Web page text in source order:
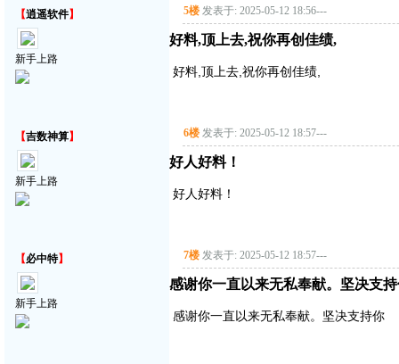
【逍遥软件】
新手上路
5楼 发表于: 2025-05-12 18:56---
好料,顶上去,祝你再创佳绩,
好料,顶上去,祝你再创佳绩,
【吉数神算】
新手上路
6楼 发表于: 2025-05-12 18:57---
好人好料！
好人好料！
【必中特】
新手上路
7楼 发表于: 2025-05-12 18:57---
感谢你一直以来无私奉献。坚决支
感谢你一直以来无私奉献。坚决支持你